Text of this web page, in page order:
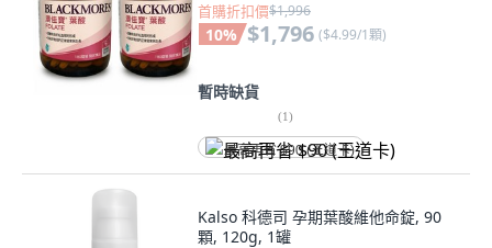
首購折扣價$1,996
10% $1,796 ($4.99/1顆)
暫時缺貨
(1)
最高再省 $90 (王道卡)
Kalso 科德司 孕期葉酸維他命錠, 90
顆, 120g, 1罐